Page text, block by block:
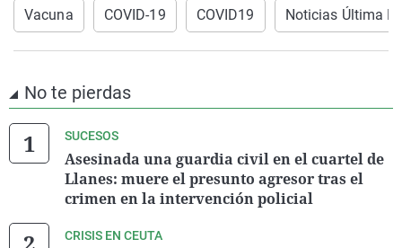
Vacuna COVID-19 COVID19 Noticias Última
No te pierdas
SUCESOS
Asesinada una guardia civil en el cuartel de
Llanes: muere el presunto agresor tras el
crimen en la intervención policial
CRISIS EN CEUTA